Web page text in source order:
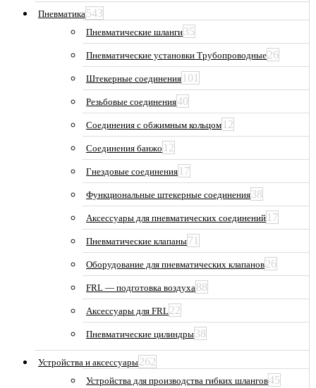
Пневматика 543
Пневматические шланги35
Пневматические установки Трубопроводные26
Штекерные соединения 101
Резьбовые соединения40
Соединения с обжимным кольцом 12
Соединения банжо 12
Гнездовые соединения 17
Функциональные штекерные соединения38
Аксессуары для пневматических соединений 17
Пневматические клапаны71
Оборудование для пневматических клапанов26
FRL — подготовка воздуха 88
Аксессуары для FRL22
Пневматические цилиндры38
Устройства и аксессуары262
Устройства для производства гибких шлангов45